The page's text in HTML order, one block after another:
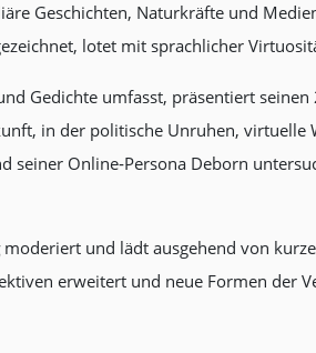
Geschichten, Naturkräfte und
lotet mit sprachlicher
Gedichte umfasst, präsentiert
in der politische Unruhen,
seiner Online‑Persona Deborn
moderiert und lädt ausgehend von
erweitert und neue Formen der